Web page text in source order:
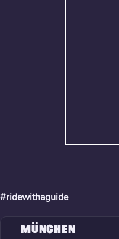
#ridewithaguide
MÜNCHEN